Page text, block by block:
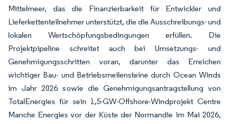
Mittelmeer, das die Finanzierbarkeit für Entwickler und
Lieferkettenteilnehmer unterstützt, die die Ausschreibungs- und
lokalen Wertschöpfungsbedingungen erfüllen. Die
Projektpipeline schreitet auch bei Umsetzungs- und
Genehmigungsschritten voran, darunter das Erreichen
wichtiger Bau- und Betriebsmeilensteine durch Ocean Winds
im Jahr 2026 sowie die Genehmigungsantragstellung von
TotalEnergies für sein 1,5-GW-Offshore-Windprojekt Centre
Manche Energies vor der Küste der Normandie im Mai 2026,